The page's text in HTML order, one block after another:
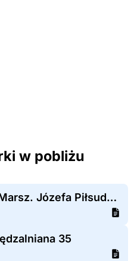
w pobliżu
Żabka - Łódź al. Marsz. Józefa Piłsudskiego 76
35